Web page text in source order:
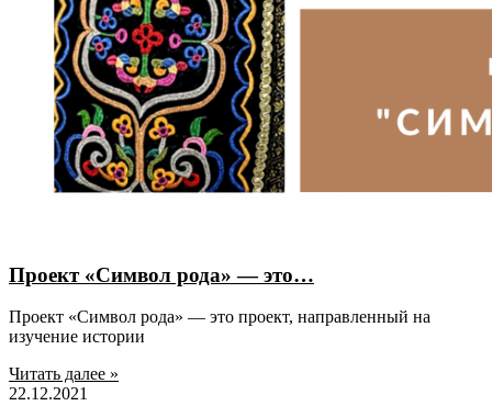
Проект «Символ рода» — это…
Проект «Символ рода» — это проект, направленный на
изучение истории
Читать далее »
22.12.2021